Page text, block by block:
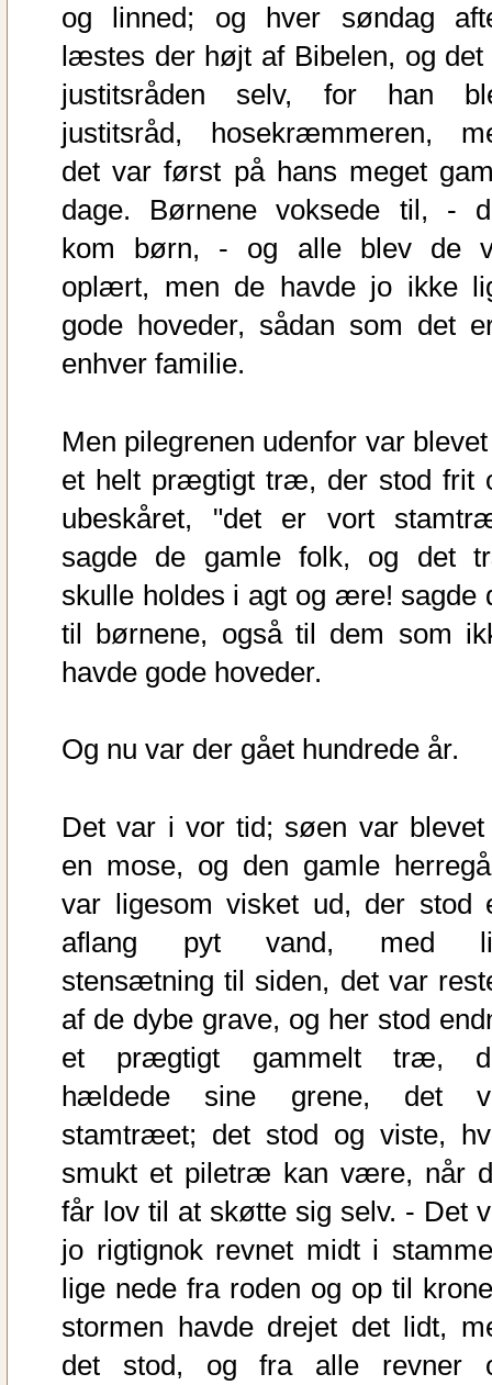
og linned; og hver søndag
læstes der højt af Bibelen, og det
justitsråden selv, for han
justitsråd, hosekræmmeren,
det var først på hans meget
dage. Børnene voksede til, -
kom børn, - og alle blev de
oplært, men de havde jo ikke
gode hoveder, sådan som det
enhver familie.
Men pilegrenen udenfor var
et helt prægtigt træ, der stod frit
ubeskåret, "det er vort
sagde de gamle folk, og det
skulle holdes i agt og ære! sagde
til børnene, også til dem som
havde gode hoveder.
Og nu var der gået hundrede år.
Det var i vor tid; søen var blevet
en mose, og den gamle
var ligesom visket ud, der stod
aflang pyt vand, med
stensætning til siden, det var
af de dybe grave, og her stod
et prægtigt gammelt træ,
hældede sine grene, det
stamtræet; det stod og viste,
smukt et piletræ kan være, når
får lov til at skøtte sig selv. - Det
jo rigtignok revnet midt i
lige nede fra roden og op til
stormen havde drejet det lidt,
det stod, og fra alle revner